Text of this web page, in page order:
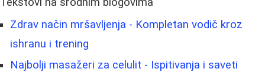
Zdrav način mršavljenja - Kompletan vodič kroz
ishranu i trening
Najbolji masažeri za celulit - Ispitivanja i saveti